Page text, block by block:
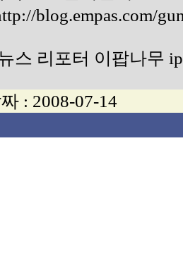
blog.empas.com/
스 리포터 이팝나무
: 2008-07-14